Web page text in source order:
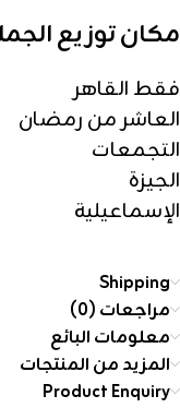
مكان توزيع
فقط القاهر
العاشر من رمضان
التجمعات
الجيزة
الإسماعيلية
Shipping
مراجعات (0)
معلومات البائع
المزيد من المنتجات
Product Enquiry